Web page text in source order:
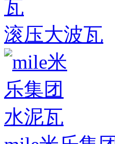
滚压大波瓦